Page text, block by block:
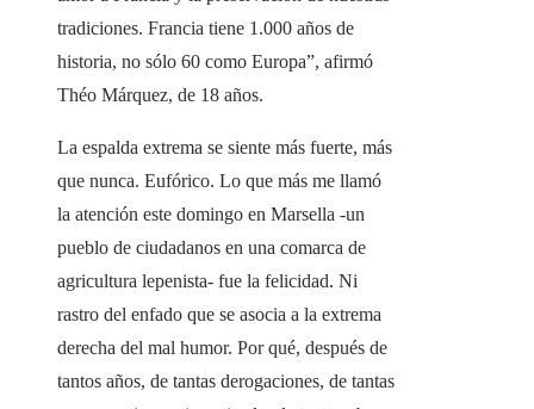
tradiciones. Francia tiene 1.000 años de
historia, no sólo 60 como Europa”, afirmó
Théo Márquez, de 18 años.
La espalda extrema se siente más fuerte, más
que nunca. Eufórico. Lo que más me llamó
la atención este domingo en Marsella -un
pueblo de ciudadanos en una comarca de
agricultura lepenista- fue la felicidad. Ni
rastro del enfado que se asocia a la extrema
derecha del mal humor. Por qué, después de
tantos años, de tantas derogaciones, de tantas